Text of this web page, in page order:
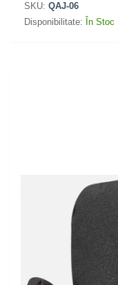
SKU: QAJ-06
Disponibilitate: În Stoc